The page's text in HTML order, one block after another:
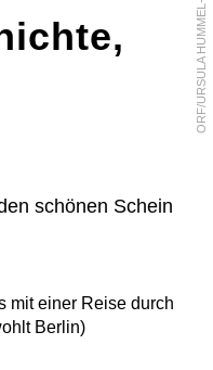
R
F
/
U
R
S
U
L
A
H
U
M
M
E
L
-
B
E
R
G
E
schönen Schein
mit einer Reise durch
Berlin)